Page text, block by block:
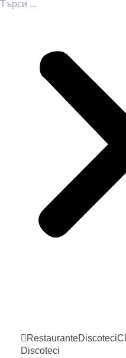
RestauranteDiscoteci
Discoteci